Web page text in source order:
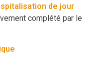
de jour
complété par le